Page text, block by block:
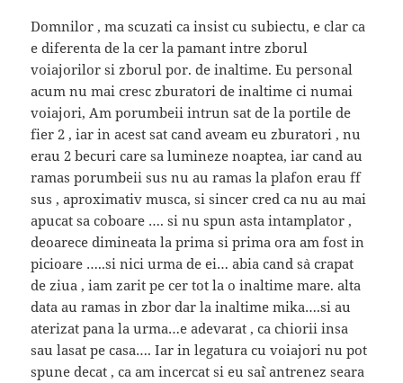
Domnilor , ma scuzati ca insist cu subiectu, e clar ca
e diferenta de la cer la pamant intre zborul
voiajorilor si zborul por. de inaltime. Eu personal
acum nu mai cresc zburatori de inaltime ci numai
voiajori, Am porumbeii intrun sat de la portile de
fier 2 , iar in acest sat cand aveam eu zburatori , nu
erau 2 becuri care sa lumineze noaptea, iar cand au
ramas porumbeii sus nu au ramas la plafon erau ff
sus , aproximativ musca, si sincer cred ca nu au mai
apucat sa coboare …. si nu spun asta intamplator ,
deoarece dimineata la prima si prima ora am fost in
picioare …..si nici urma de ei… abia cand s`a crapat
de ziua , iam zarit pe cer tot la o inaltime mare. alta
data au ramas in zbor dar la inaltime mika….si au
aterizat pana la urma…e adevarat , ca chiorii insa
sau lasat pe casa…. Iar in legatura cu voiajori nu pot
spune decat , ca am incercat si eu sa`i antrenez seara